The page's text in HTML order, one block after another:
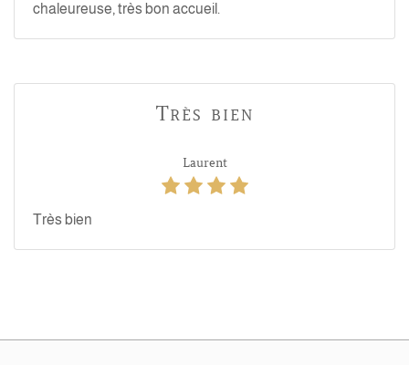
chaleureuse, très bon accueil.
Très bien
Laurent
Très bien